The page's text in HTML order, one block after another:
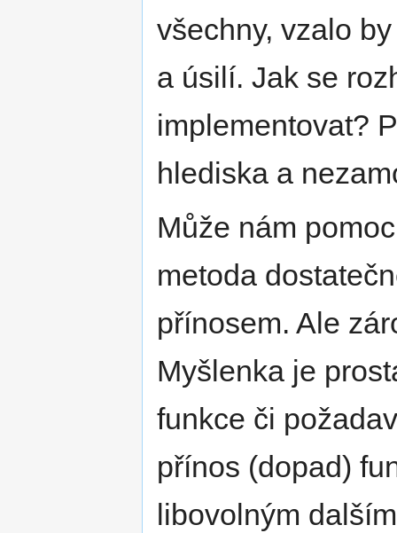
všechny, vzalo
a úsilí. Jak se
implementovat?
hlediska a
Může nám
metoda
přínosem. Ale
Myšlenka je
funkce či
přínos (dopad)
libovolným